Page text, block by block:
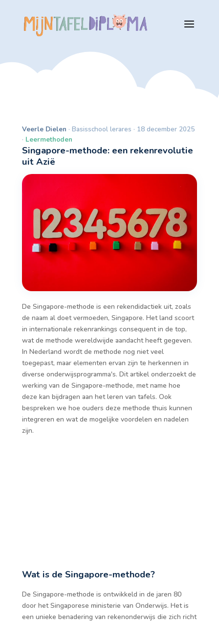
Veerle Dielen · Basisschool lerares · 18 december 2025
· Leermethoden
Singapore-methode: een rekenrevolutie
uit Azië
De Singapore-methode is een rekendidactiek uit, zoals
de naam al doet vermoeden, Singapore. Het land scoort
in internationale rekenrankings consequent in de top,
wat de methode wereldwijde aandacht heeft gegeven.
In Nederland wordt de methode nog niet veel
toegepast, maar elementen ervan zijn te herkennen in
diverse onderwijsprogramma's. Dit artikel onderzoekt de
werking van de Singapore-methode, met name hoe
deze kan bijdragen aan het leren van tafels. Ook
bespreken we hoe ouders deze methode thuis kunnen
integreren en wat de mogelijke voordelen en nadelen
zijn.
Wat is de Singapore-methode?
De Singapore-methode is ontwikkeld in de jaren 80
door het Singaporese ministerie van Onderwijs. Het is
een unieke benadering van rekenonderwijs die zich richt